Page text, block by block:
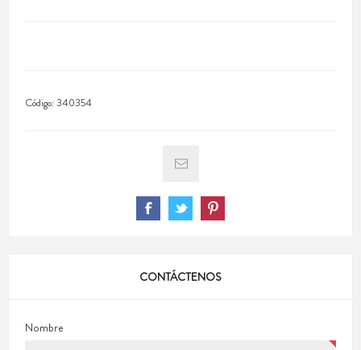
Código:340354
CONTÁCTENOS
Nombre